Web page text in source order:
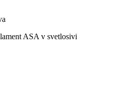
ASA v svetlosivi